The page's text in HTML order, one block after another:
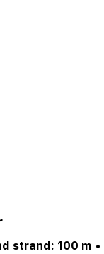
strand: 100 m •